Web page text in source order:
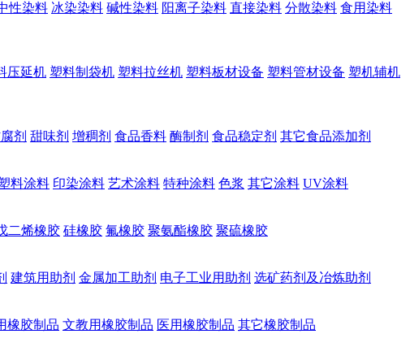
性染料 冰染染料 碱性染料 阳离子染料 直接染料 分散染料 食用染料
压延机 塑料制袋机 塑料拉丝机 塑料板材设备 塑料管材设备 塑机辅机
剂 甜味剂 增稠剂 食品香料 酶制剂 食品稳定剂 其它食品添加剂
料涂料 印染涂料 艺术涂料 特种涂料 色浆 其它涂料 UV涂料
二烯橡胶 硅橡胶 氟橡胶 聚氨酯橡胶 聚硫橡胶
建筑用助剂 金属加工助剂 电子工业用助剂 选矿药剂及冶炼助剂
橡胶制品 文教用橡胶制品 医用橡胶制品 其它橡胶制品